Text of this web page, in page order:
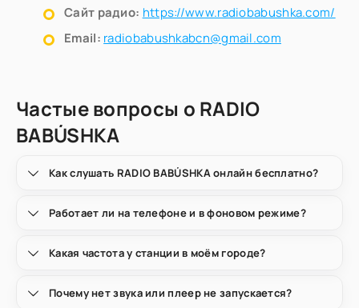
Сайт радио: https://www.radiobabushka.com/
Email: radiobabushkabcn@gmail.com
Частые вопросы о RADIO
BABÚSHKA
Как слушать RADIO BABÚSHKA онлайн бесплатно?
Работает ли на телефоне и в фоновом режиме?
Какая частота у станции в моём городе?
Почему нет звука или плеер не запускается?